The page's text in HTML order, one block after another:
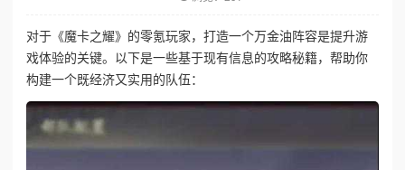
对于《魔卡之耀》的零氪玩家，打造一个万金油阵容是提升游
戏体验的关键。以下是一些基于现有信息的攻略秘籍，帮助你
构建一个既经济又实用的队伍：